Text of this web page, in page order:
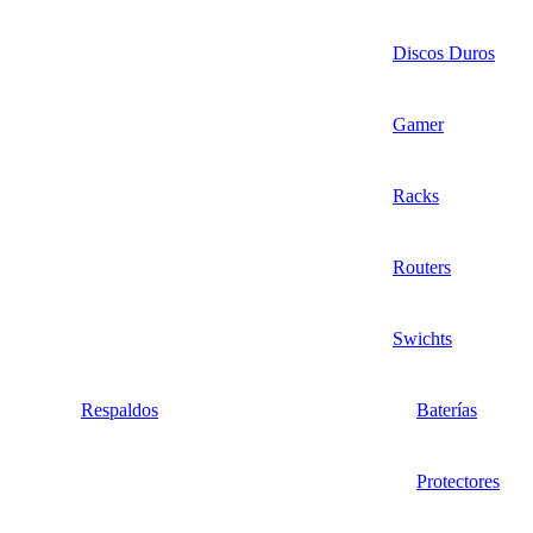
Discos Duros
Gamer
Racks
Routers
Swichts
Respaldos Baterías
Protectores